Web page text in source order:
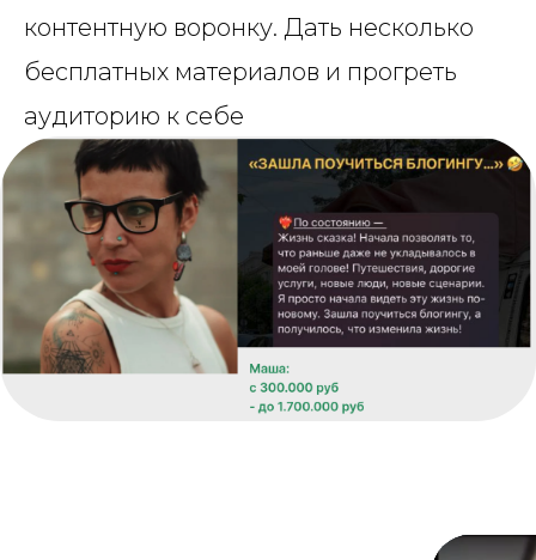
контентную воронку. Дать несколько
бесплатных материалов и прогреть
аудиторию к себе